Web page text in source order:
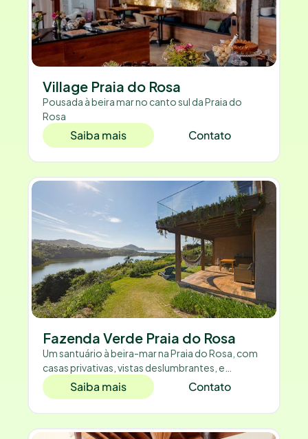
Village Praia do Rosa
Pousada à beira mar no canto sul da Praia do
Rosa
Saiba mais Contato
Fazenda Verde Praia do Rosa
Um santuário à beira-mar na Praia do Rosa, com
casas privativas, vistas deslumbrantes, e
estrutura completa.
Saiba mais Contato